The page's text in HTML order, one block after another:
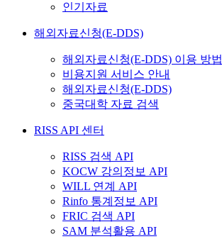
인기자료
해외자료신청(E-DDS)
해외자료신청(E-DDS) 이용 방법
비용지원 서비스 안내
해외자료신청(E-DDS)
중국대학 자료 검색
RISS API 센터
RISS 검색 API
KOCW 강의정보 API
WILL 연계 API
Rinfo 통계정보 API
FRIC 검색 API
SAM 분석활용 API